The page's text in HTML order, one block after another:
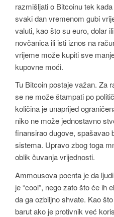
razmišljati o Bitcoinu tek
svaki dan vremenom gubi
valuti, kao što su euro, dolar
novčanica ili isti iznos na
vrijeme može kupiti sve
kupovne moći.
Tu Bitcoin postaje važan. Za
se ne može štampati po
količina je unaprijed
niko ne može jednostavno
finansirao dugove, spašavao
sistema. Upravo zbog toga
oblik čuvanja vrijednosti.
Ammousova poenta je da
je “cool”, nego zato što će ih
da ga ozbiljno shvate. Kao
barut ako je protivnik već